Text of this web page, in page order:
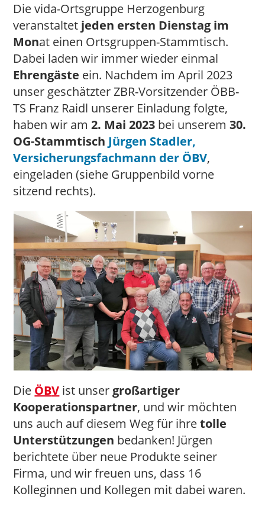
Die vida-Ortsgruppe Herzogenburg
veranstaltet jeden ersten Dienstag im
Monat einen Ortsgruppen-Stammtisch.
Dabei laden wir immer wieder einmal
Ehrengäste ein. Nachdem im April 2023
unser geschätzter ZBR-Vorsitzender ÖBB-
TS Franz Raidl unserer Einladung folgte,
haben wir am2. Mai 2023 bei unserem30.
OG-Stammtisch Jürgen Stadler,
Versicherungsfachmann der ÖBV,
eingeladen (siehe Gruppenbild vorne
sitzend rechts).
Die ÖBV ist unsergroßartiger
Kooperationspartner, und wir möchten
uns auch auf diesem Weg für ihretolle
Unterstützungen bedanken! Jürgen
berichtete über neue Produkte seiner
Firma, und wir freuen uns, dass 16
Kolleginnen und Kollegen mit dabei waren.